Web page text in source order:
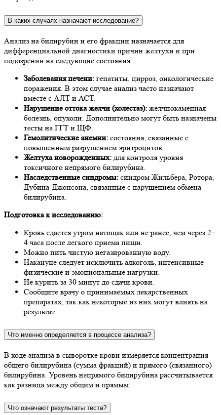
В каких случаях назначают исследование?
Анализ на билирубин и его фракции назначается для
дифференциальной диагностики причин желтухи и при
подозрении на следующие состояния:
Заболевания печени: гепатиты, цирроз, онкологические
поражения. В этом случае анализ часто назначают
вместе с АЛТ и АСТ.
Нарушение оттока желчи (холестаз): желчнокаменная
болезнь, опухоли. Дополнительно могут быть назначены
тесты на ГГТ и ЩФ.
Гемолитические анемии: состояния, связанные с
повышенным разрушением эритроцитов.
Желтуха новорожденных: для контроля уровня
токсичного непрямого билирубина.
Наследственные синдромы: синдром Жильбера, Ротора,
Дубина-Джонсона, связанные с нарушением обмена
билирубина.
Подготовка к исследованию:
Кровь сдается утром натощак или не ранее, чем через 2–
4 часа после легкого приема пищи.
Можно пить чистую негазированную воду.
Накануне следует исключить алкоголь, интенсивные
физические и эмоциональные нагрузки.
Не курить за 30 минут до сдачи крови.
Сообщите врачу о принимаемых лекарственных
препаратах, так как некоторые из них могут влиять на
результат.
Что именно определяется в процессе анализа?
В ходе анализа в сыворотке крови измеряется концентрация
общего билирубина (сумма фракций) и прямого (связанного)
билирубина. Уровень непрямого билирубина рассчитывается
как разница между общим и прямым.
Что означают результаты теста?